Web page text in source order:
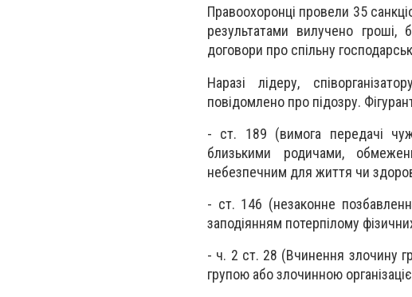
Правоохоронці провели 35
результатами вилучено гроші,
договори про спільну
Наразі лідеру,
повідомлено про підозру.
- ст. 189 (вимога передачі
близькими родичами,
небезпечним для життя чи
- ст. 146 (незаконне
заподіянням потерпілому
- ч. 2 ст. 28 (Вчинення злочину
групою або злочинною